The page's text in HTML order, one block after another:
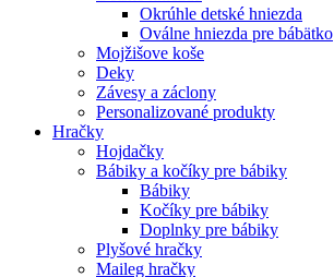
Okrúhle detské hniezda
Oválne hniezda pre bábätko
Mojžišove koše
Deky
Závesy a záclony
Personalizované produkty
Hračky
Hojdačky
Bábiky a kočíky pre bábiky
Bábiky
Kočíky pre bábiky
Doplnky pre bábiky
Plyšové hračky
Maileg hračky